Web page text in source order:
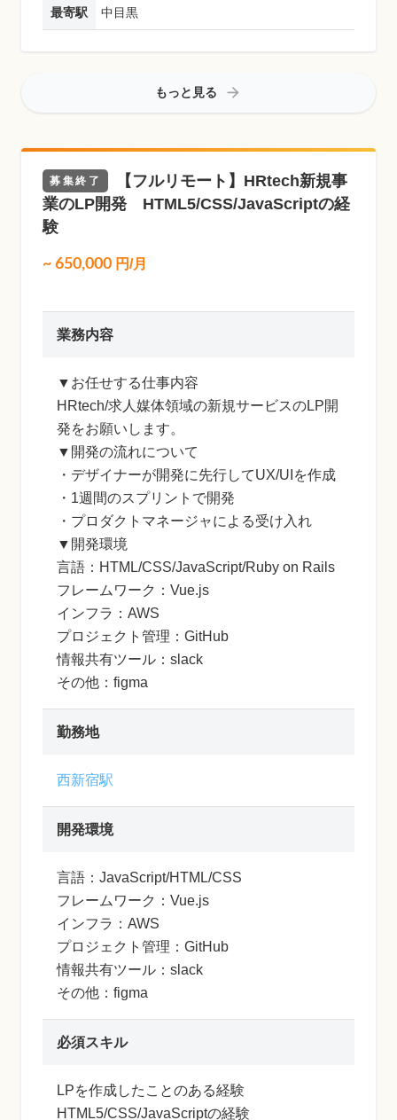
最寄駅 中目黒
もっと見る
募集終了
【フルリモート】HRtech新規事
業のLP開発 HTML5/CSS/JavaScriptの経
験
~ 650,000 円/月
業務内容
▼お任せする仕事内容
HRtech/求人媒体領域の新規サービスのLP開
発をお願いします。
▼開発の流れについて
・デザイナーが開発に先行してUX/UIを作成
・1週間のスプリントで開発
・プロダクトマネージャによる受け入れ
▼開発環境
言語：HTML/CSS/JavaScript/Ruby on Rails
フレームワーク：Vue.js
インフラ：AWS
プロジェクト管理：GitHub
情報共有ツール：slack
その他：figma
勤務地
西新宿駅
開発環境
言語：JavaScript/HTML/CSS
フレームワーク：Vue.js
インフラ：AWS
プロジェクト管理：GitHub
情報共有ツール：slack
その他：figma
必須スキル
LPを作成したことのある経験
HTML5/CSS/JavaScriptの経験